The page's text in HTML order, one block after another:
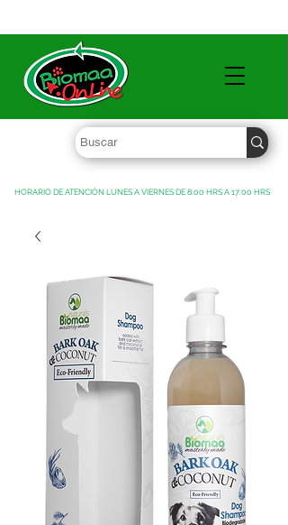
HORARIO DE ATENCIÓN LUNES A VIERNES DE 8:00 HRS A 17:00 HRS